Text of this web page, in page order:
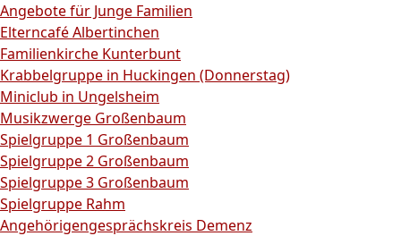
Angebote für Junge Familien
Elterncafé Albertinchen
Familienkirche Kunterbunt
Krabbelgruppe in Huckingen (Donnerstag)
Miniclub in Ungelsheim
Musikzwerge Großenbaum
Spielgruppe 1 Großenbaum
Spielgruppe 2 Großenbaum
Spielgruppe 3 Großenbaum
Spielgruppe Rahm
Angehörigengesprächskreis Demenz